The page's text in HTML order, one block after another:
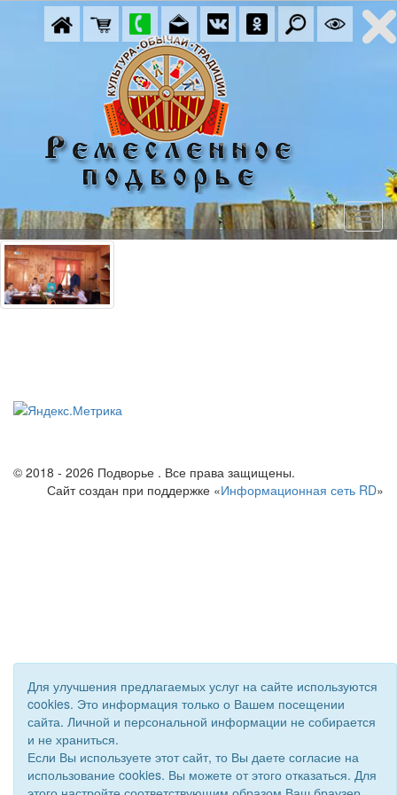
© 2018 - 2026 Подворье . Все права защищены.
Сайт создан при поддержке «Информационная сеть RD»
Для улучшения предлагаемых услуг на сайте используются
cookies. Это информация только о Вашем посещении
сайта. Личной и персональной информации не собирается
и не храниться.
Если Вы используете этот сайт, то Вы даете согласие на
использование cookies. Вы можете от этого отказаться. Для